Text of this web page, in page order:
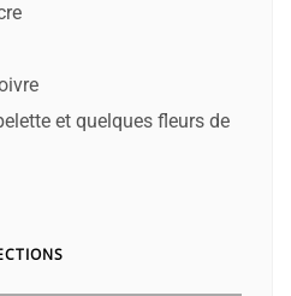
et quelques fleurs de